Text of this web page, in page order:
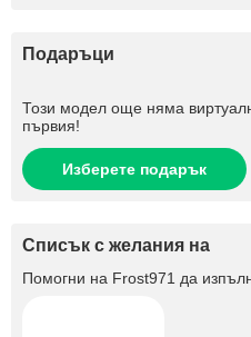
Подаръци
Този модел още няма
първия!
Изберете подарък
Списък с желания на
Помогни на Frost971 да